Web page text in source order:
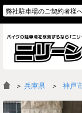
弊社駐車場のご契約者様
物件一覧
よくあるご質
＞ 兵庫県 神戸